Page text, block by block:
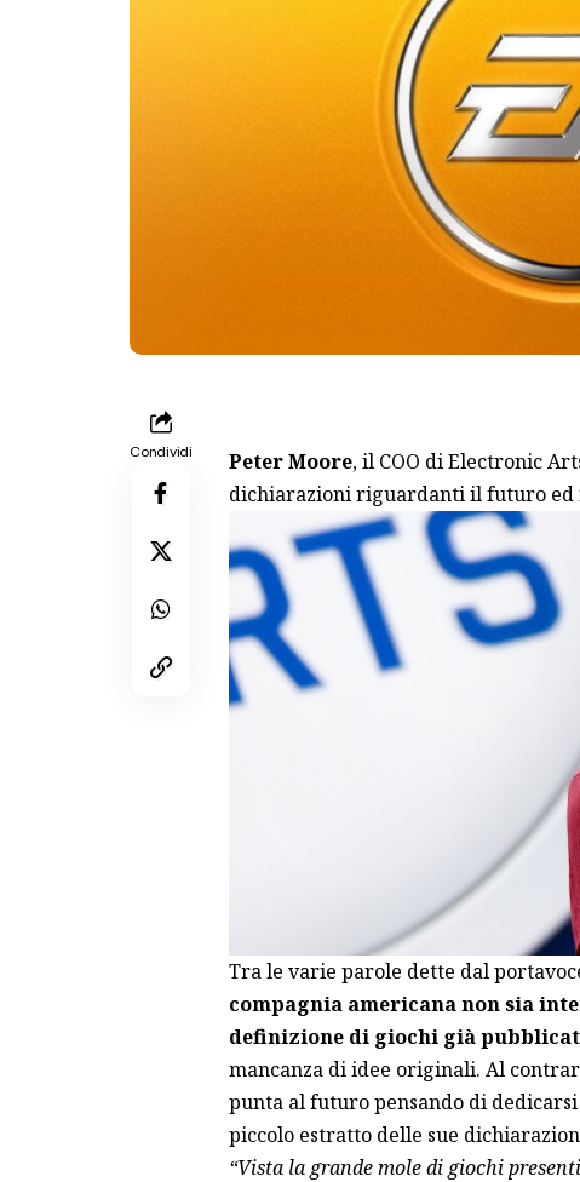
Condividi Peter Moore, il COO di Electronic
dichiarazioni riguardanti il futuro ed
Tra le varie parole dette dal
compagnia americana non sia
definizione di giochi già
mancanza di idee originali. Al
punta al futuro pensando di
piccolo estratto delle sue
“Vista la grande mole di giochi